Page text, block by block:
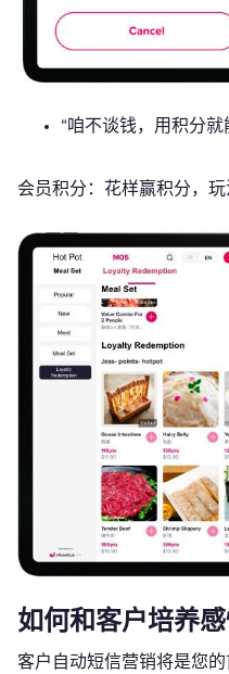
“咱不谈钱，用积分就
会员积分：花样赢积分，
如何和客户培养
客户自动短信营销将是您